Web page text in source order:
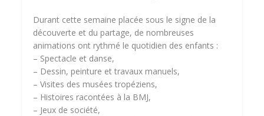
Durant cette semaine placée sous le signe de la
découverte et du partage, de nombreuses
animations ont rythmé le quotidien des enfants :
– Spectacle et danse,
– Dessin, peinture et travaux manuels,
– Visites des musées tropéziens,
– Histoires racontées à la BMJ,
– Jeux de société,